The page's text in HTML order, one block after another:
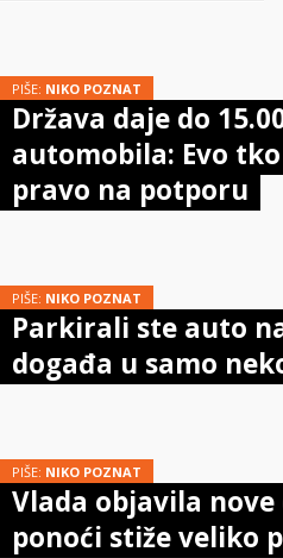
PIŠE: NIKO POZNAT
Država daje do
automobila: Evo
pravo na potporu
PIŠE: NIKO POZNAT
Parkirali ste auto
događa u samo
PIŠE: NIKO POZNAT
Vlada objavila
ponoći stiže veliko